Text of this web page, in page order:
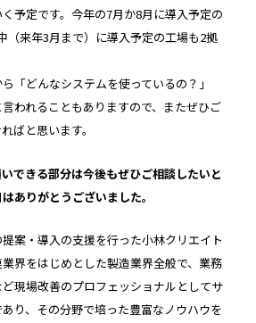
予定です。今年の7月か8月に導入予定の
（来年3月まで）に導入予定の工場も2拠
「どんなシステムを使っているの？」
言われることもありますので、またぜひご
ばと思います。
いできる部分は今後もぜひご相談したいと
ありがとうございました。
案・導入の支援を行った小林クリエイト
界をはじめとした製造業界全般で、業務
現場改善のプロフェッショナルとしてサ
り、その分野で培った豊富なノウハウを